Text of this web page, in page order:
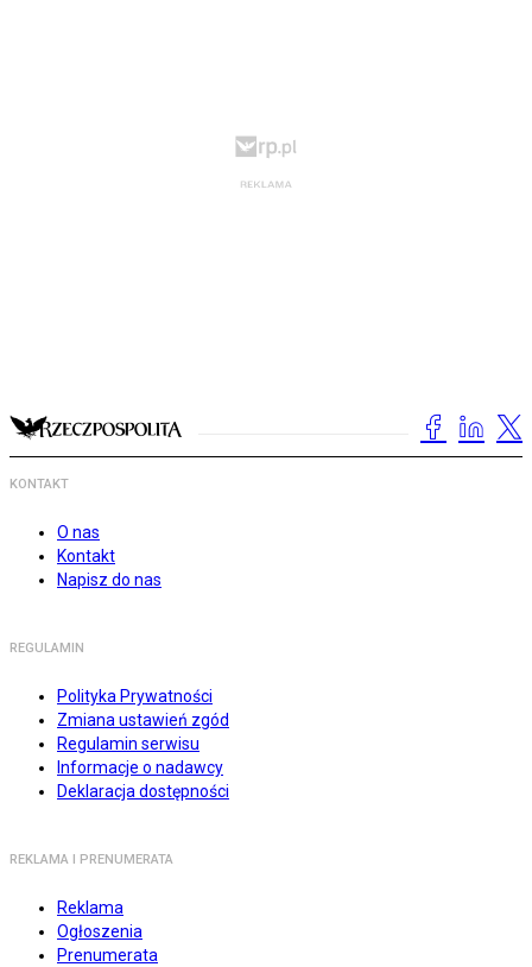
KONTAKT
O nas
Kontakt
Napisz do nas
REGULAMIN
Polityka Prywatności
Zmiana ustawień zgód
Regulamin serwisu
Informacje o nadawcy
Deklaracja dostępności
REKLAMA I PRENUMERATA
Reklama
Ogłoszenia
Prenumerata